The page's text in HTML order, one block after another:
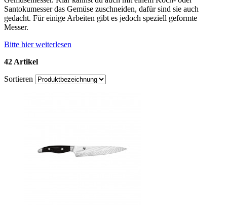
Santokumesser das Gemüse zuschneiden, dafür sind sie auch
gedacht. Für einige Arbeiten gibt es jedoch speziell geformte
Messer.
Bitte hier weiterlesen
42 Artikel
Sortieren